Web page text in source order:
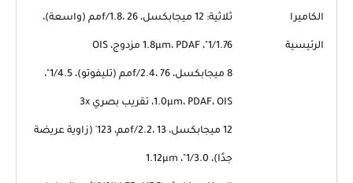
الكاميرا
الرئيسية
ثلاثية: 12 ميجابكسل، f/1.8، 26مم (واسعة)،
1/1.76"، 1.8µm، PDAF مزدوج، OIS
8 ميجابكسل، f/2.4، 76مم (تليفوتو)، 1/4.5"،
1.0µm، PDAF، OIS، تقريب بصري 3x
12 ميجابكسل، f/2.2، 13مم، 123˚ (زاوية عريضة
جدًا)، 1/3.0"، 1.12µm